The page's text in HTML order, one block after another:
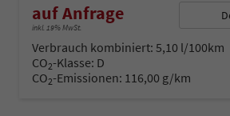
auf Anfrage
inkl. 19% MwSt.
Verbrauch kombiniert: 5,10 l/100km
CO2-Klasse: D
CO2-Emissionen: 116,00 g/km